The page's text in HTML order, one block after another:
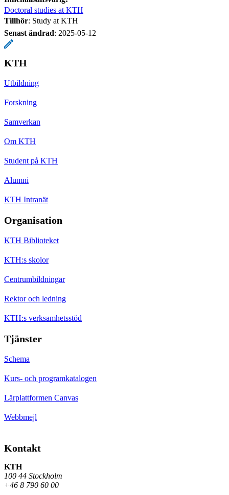
Doctoral studies at KTH
Tillhör: Study at KTH
Senast ändrad: 2025-05-12
KTH
Utbildning
Forskning
Samverkan
Om KTH
Student på KTH
Alumni
KTH Intranät
Organisation
KTH Biblioteket
KTH:s skolor
Centrumbildningar
Rektor och ledning
KTH:s verksamhetsstöd
Tjänster
Schema
Kurs- och programkatalogen
Lärplattformen Canvas
Webbmejl
Kontakt
KTH
100 44 Stockholm
+46 8 790 60 00